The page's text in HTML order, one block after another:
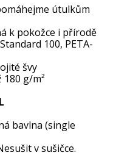
útulkům
k pokožce i přírodě
100, PETA-
švy
g/m²
bavlna (single
v sušičce.